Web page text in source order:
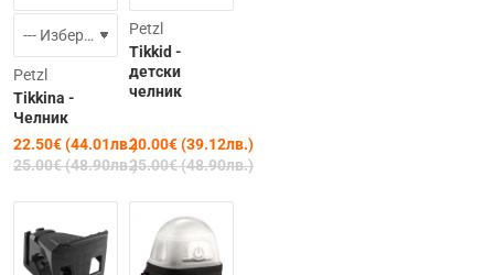
Petzl
Tikkina -
Челник
22.50€ (44.01лв.)
25.00€ (48.90лв.)
Petzl
Tikkid -
детски
челник
20.00€ (39.12лв.)
25.00€ (48.90лв.)